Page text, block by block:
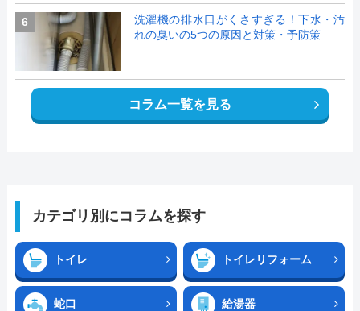
6
洗濯機の排水口がくさすぎる！下水・汚
れの臭いの5つの原因と対策・予防策
コラム一覧を見る
カテゴリ別にコラムを探す
トイレ トイレリフォーム
蛇口 給湯器